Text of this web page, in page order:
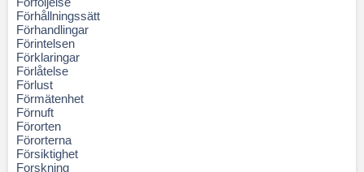
Förhållningssätt
Förhandlingar
Förintelsen
Förklaringar
Förlåtelse
Förlust
Förmätenhet
Förnuft
Förorten
Förorterna
Försiktighet
Forskning